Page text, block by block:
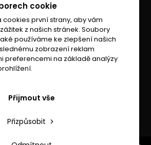
cookie
cookies první strany, aby vám
z našich stránek. Soubory
používáme ke zlepšení našich
zobrazení reklam
preferencemi na základě analýzy
Přizpůsobit
Přijmout vše